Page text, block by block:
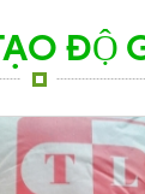
ĐỘ